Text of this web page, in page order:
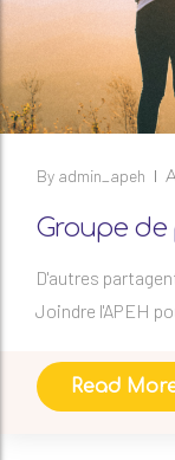
By admin_apeh
Groupe de
D'autres
Joindre l'APEH
Read